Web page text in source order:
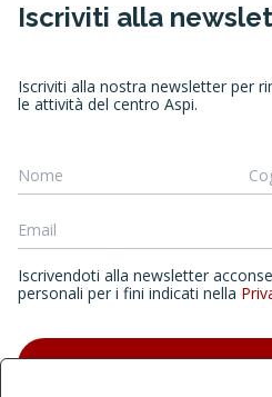
Iscriviti alla
Iscriviti alla nostra newsletter per
le attività del centro Aspi.
Iscrivendoti alla newsletter
personali per i fini indicati nella
ISCRIVITI ALLA